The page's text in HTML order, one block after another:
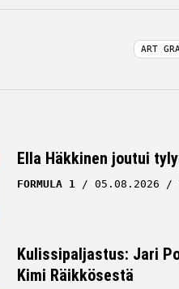
ART
Ella Häkkinen joutui
FORMULA 1 05.08.2026
Kulissipaljastus: Jari
Kimi Räikkösestä